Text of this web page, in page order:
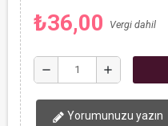
₺36,00 Vergi dahil
remove add
Yorumunuzu yazın